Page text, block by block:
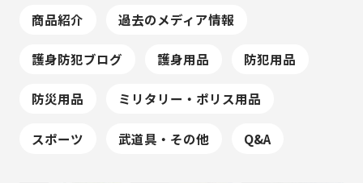
商品紹介 過去のメディア情報
護身防犯ブログ 護身用品 防犯用品
防災用品 ミリタリー・ポリス用品
スポーツ 武道具・その他 Q&A